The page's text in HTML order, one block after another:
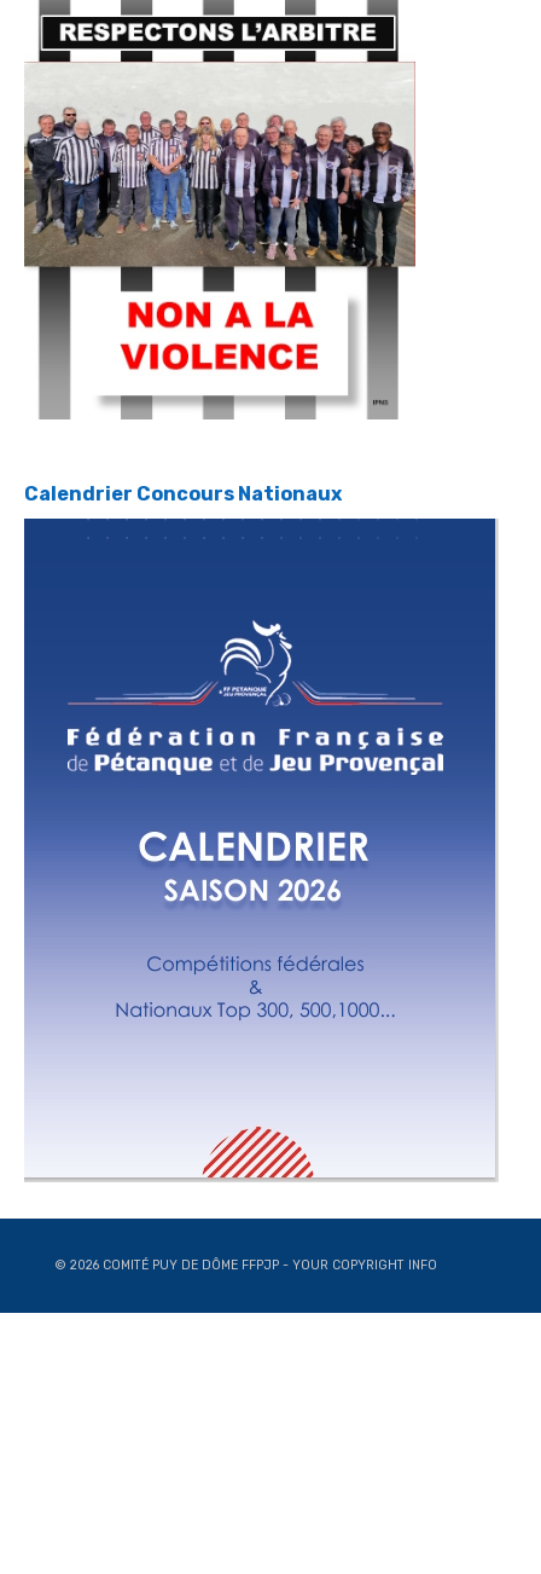
Calendrier Concours Nationaux
© 2026 COMITÉ PUY DE DÔME FFPJP - YOUR COPYRIGHT INFO